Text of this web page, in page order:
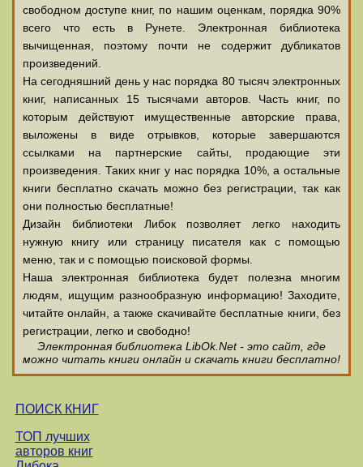
свободном доступе книг, по нашим оценкам, порядка 90%
всего что есть в Рунете. Электронная библиотека
вычищенная, поэтому почти не содержит дубликатов
произведений.
На сегодняшний день у нас порядка 80 тысяч электронных
книг, написанных 15 тысячами авторов. Часть книг, по
которым действуют имущественные авторские права,
выложены в виде отрывков, которые завершаются
ссылками на партнерские сайты, продающие эти
произведения. Таких книг у нас порядка 10%, а остальные
книги бесплатно скачать можно без регистрации, так как
они полностью бесплатные!
Дизайн библиотеки Либок позволяет легко находить
нужную книгу или страницу писателя как с помощью
меню, так и с помощью поисковой формы.
Наша электронная библиотека будет полезна многим
людям, ищущим разнообразную информацию! Заходите,
читайте онлайн, а также скачивайте бесплатные книги, без
регистрации, легко и свободно!
Электронная библиотека LibOk.Net - это сайт, где
можно читать книги онлайн и скачать книги бесплатно!
ПОИСК КНИГ
ТОП лучших
авторов книг